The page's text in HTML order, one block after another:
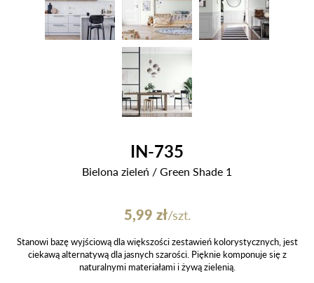
IN-735
Bielona zieleń / Green Shade 1
5,99 zł/szt.
Stanowi bazę wyjściową dla większości zestawień kolorystycznych, jest
ciekawą alternatywą dla jasnych szarości. Pięknie komponuje się z
naturalnymi materiałami i żywą zielenią.